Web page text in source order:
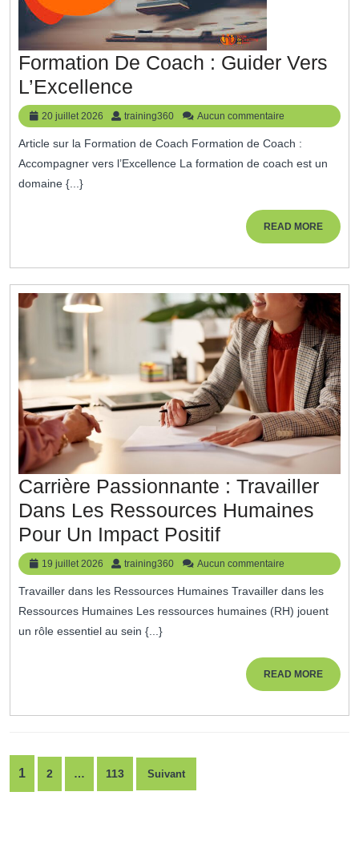
Formation De Coach : Guider Vers
L’Excellence
De
Coach
:
L’Excellence
20 juillet 2026
20
juillet
2026
training360 training360
Aucun commentaire
Article sur la Formation de Coach Formation de Coach :
Accompagner vers l’Excellence La formation de coach est un
domaine {...}
READ MOREREAD
MORE
Carrière Passionnante : Travailler
Dans Les Ressources Humaines
Pour Un Impact PositifCarrière
Passionnante
:
Travailler
Ressources
19 juillet 2026
19
juillet
2026
training360 training360
Aucun commentaire
Travailler dans les Ressources Humaines Travailler dans les
Ressources Humaines Les ressources humaines (RH) jouent
un rôle essentiel au sein {...}
READ MOREREAD
MORE
Pagination
des
1 2 … 113 Suivant